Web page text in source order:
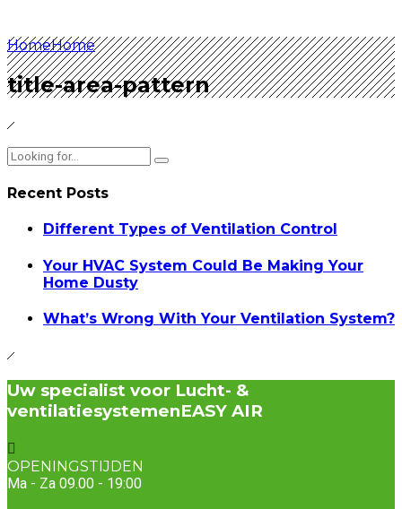
HomeHome
title-area-pattern
Recent Posts
Different Types of Ventilation Control
Your HVAC System Could Be Making Your
Home Dusty
What’s Wrong With Your Ventilation System?
Uw specialist voor Lucht- &
ventilatiesystemenEASY AIR
OPENINGSTIJDEN
Ma - Za 09.00 - 19:00